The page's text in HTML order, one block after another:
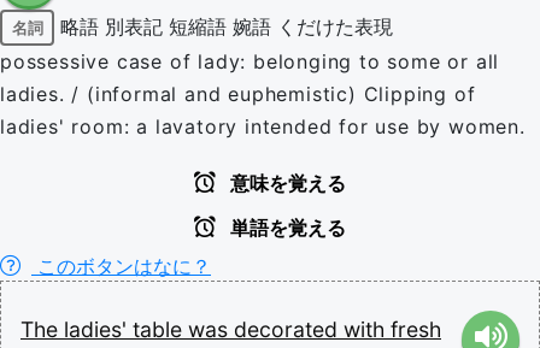
名詞 略語 別表記 短縮語 婉語 くだけた表現
possessive case of lady: belonging to some or all
ladies. / (informal and euphemistic) Clipping of
ladies' room: a lavatory intended for use by women.
意味を覚える
単語を覚える
このボタンはなに？
The ladies' table was decorated with fresh